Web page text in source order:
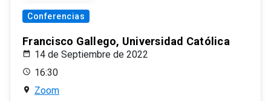
Conferencias
Francisco Gallego, Universidad Católica
14 de Septiembre de 2022
16:30
Zoom